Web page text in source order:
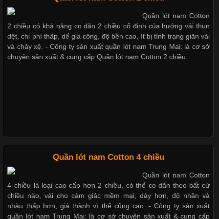
Chất Liệu Lycra Có Gì Đặc Biệt Trong Ngành Thời Trang?
Cập nhật 2026-05-27 17:03:46
Vải Lycra Là Gì? Chất Liệu Co Giãn Được Ưa Chuộng Trong
Chất Liệu Bamboo Xu Hướng Mới Trong Ngành Thời Trang
Cập nhật 2026-05-21 14:59:25
Trong những năm gần đây, vải Bamboo đang trở thành một
trong những chất liệu được yêu thích trong ngành thời trang
nhờ đặc tính mềm mại, thoáng khí và thân thiện với môi trường.
Bộ sưu tập quần lót nam Boxer TpHCM
Quần lót nam boxer thun lạnh
Dễ chịu hơn với quần lót nam giá rẻ vải Cotton 4 chiều
Quần lót nam Cotton
2 chiều có khả năng co dãn 2 chiều cố định của hướng vải thun
dệt, chi phí thấp, dể gia công, độ bền cao, ít bị tình trạng giãn vải
và chảy xệ. - Công ty sản xuất quần lót nam Trung Mai: là cơ sở
chuyên sản xuất & cung cấp Quần lót nam Cotton 2 chiều.
Quần lót nam Cotton 4 chiều
Quần lót nam Cotton
4 chiều là loại cao cấp hơn 2 chiều, có thể co dãn theo bất cứ
chiều nào, vải cho cảm giác mềm mại, dày hơn, độ nhăn và
nhàu thấp hơn, giá thành vì thế cũng cao. - Công ty sản xuất
quần lót nam Trung Mai: là cơ sở chuyên sản xuất & cung cấp